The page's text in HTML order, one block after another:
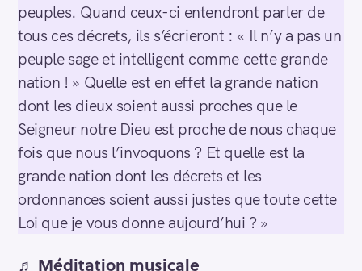
peuples. Quand ceux-ci entendront parler de
tous ces décrets, ils s’écrieront : « Il n’y a pas un
peuple sage et intelligent comme cette grande
nation ! » Quelle est en effet la grande nation
dont les dieux soient aussi proches que le
Seigneur notre Dieu est proche de nous chaque
fois que nous l’invoquons ? Et quelle est la
grande nation dont les décrets et les
ordonnances soient aussi justes que toute cette
Loi que je vous donne aujourd’hui ? »
♬ Méditation musicale